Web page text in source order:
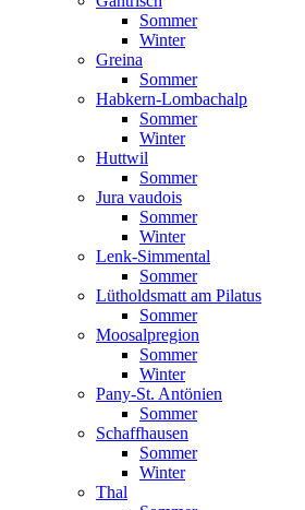
Sommer
Winter
Greina
Sommer
Habkern-Lombachalp
Sommer
Winter
Huttwil
Sommer
Jura vaudois
Sommer
Winter
Lenk-Simmental
Sommer
Lütholdsmatt am Pilatus
Sommer
Moosalpregion
Sommer
Winter
Pany-St. Antönien
Sommer
Schaffhausen
Sommer
Winter
Thal